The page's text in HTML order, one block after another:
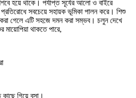
হয়ে থাকে। পর্যাপ্ত সূর্যের আলো ও বাইরে
প্রতিরোধে সবচেয়ে সহায়ক ভূমিকা পালন করে। শিশু
করা গেলে এটি সহজে দমন করা সম্ভব। চলুন দেখে
থাকতে পারে,
কাছে গিয়ে বসা।